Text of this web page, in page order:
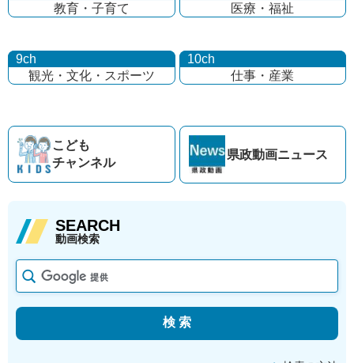
教育・子育て
医療・福祉
9ch
観光・文化・ スポーツ
10ch
仕事・産業
こども
チャンネル
県政動画ニュース
SEARCH
動画検索